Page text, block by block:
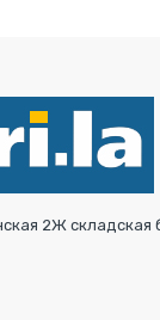
2Ж складская